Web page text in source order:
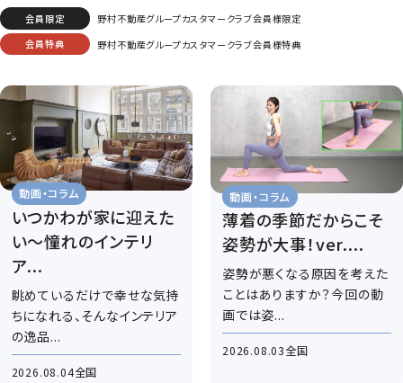
会員限定
野村不動産グループカスタマークラブ会員様限定
会員特典
野村不動産グループカスタマークラブ会員様特典
動画・コラム
いつかわが家に迎えた
い～憧れのインテリ
ア...
眺めているだけで幸せな気持
ちになれる、そんなインテリア
の逸品...
2026.08.04全国
動画・コラム
薄着の季節だからこそ
姿勢が大事！ver....
姿勢が悪くなる原因を考えた
ことはありますか？今回の動
画では姿...
2026.08.03全国